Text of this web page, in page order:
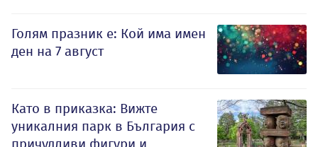
Голям празник е: Кой има имен
ден на 7 август
Като в приказка: Вижте
уникалния парк в България с